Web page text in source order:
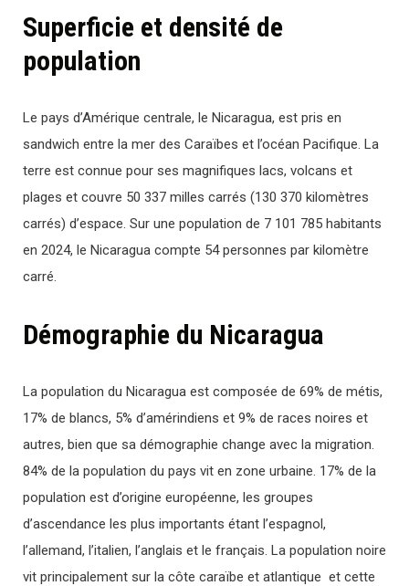
Superficie et densité de
population
Le pays d’Amérique centrale, le Nicaragua, est pris en
sandwich entre la mer des Caraïbes et l’océan Pacifique. La
terre est connue pour ses magnifiques lacs, volcans et
plages et couvre 50 337 milles carrés (130 370 kilomètres
carrés) d’espace. Sur une population de 7 101 785 habitants
en 2024, le Nicaragua compte 54 personnes par kilomètre
carré.
Démographie du Nicaragua
La population du Nicaragua est composée de 69% de métis,
17% de blancs, 5% d’amérindiens et 9% de races noires et
autres, bien que sa démographie change avec la migration.
84% de la population du pays vit en zone urbaine. 17% de la
population est d’origine européenne, les groupes
d’ascendance les plus importants étant l’espagnol,
l’allemand, l’italien, l’anglais et le français. La population noire
vit principalement sur la côte caraïbe et atlantique et cette